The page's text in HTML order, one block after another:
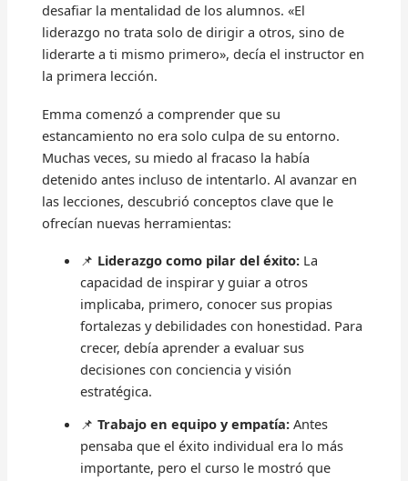
desafiar la mentalidad de los alumnos. «El
liderazgo no trata solo de dirigir a otros, sino de
liderarte a ti mismo primero», decía el instructor en
la primera lección.
Emma comenzó a comprender que su
estancamiento no era solo culpa de su entorno.
Muchas veces, su miedo al fracaso la había
detenido antes incluso de intentarlo. Al avanzar en
las lecciones, descubrió conceptos clave que le
ofrecían nuevas herramientas:
📌 Liderazgo como pilar del éxito: La
capacidad de inspirar y guiar a otros
implicaba, primero, conocer sus propias
fortalezas y debilidades con honestidad. Para
crecer, debía aprender a evaluar sus
decisiones con conciencia y visión
estratégica.
📌Trabajo en equipo y empatía: Antes
pensaba que el éxito individual era lo más
importante, pero el curso le mostró que